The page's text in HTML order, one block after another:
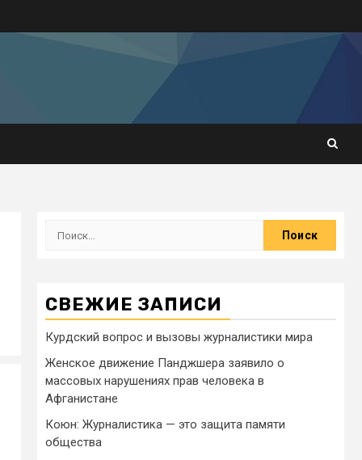
СВЕЖИЕ ЗАПИСИ
Курдский вопрос и вызовы журналистики мира
Женское движение Панджшера заявило о
массовых нарушениях прав человека в
Афганистане
Коюн: Журналистика — это защита памяти
общества